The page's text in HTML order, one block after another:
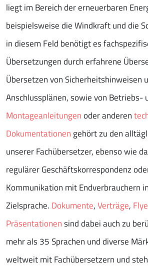
liegt im Bereich der erneuerbaren
beispielsweise die Windkraft und die
in diesem Feld benötigt es
Übersetzungen durch erfahrene
Übersetzen von Sicherheitshinweisen
Anschlussplänen, sowie von Betriebs-
Montageanleitungenoder anderen
Dokumentationen gehört zu den
unserer Fachübersetzer, ebenso wie
regulärer Geschäftskorrespondenz
Kommunikation mit Endverbrauchern
Zielsprache. Dokumente,Verträge,
Präsentationensind dabei auch zu
mehr als 35 Sprachen und diverse
weltweit mit Fachübersetzern und